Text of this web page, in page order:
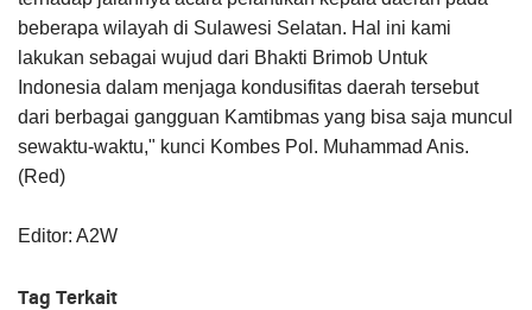
beberapa wilayah di Sulawesi Selatan. Hal ini kami
lakukan sebagai wujud dari Bhakti Brimob Untuk
Indonesia dalam menjaga kondusifitas daerah tersebut
dari berbagai gangguan Kamtibmas yang bisa saja muncul
sewaktu-waktu," kunci Kombes Pol. Muhammad Anis.
(Red)
Editor: A2W
Tag Terkait